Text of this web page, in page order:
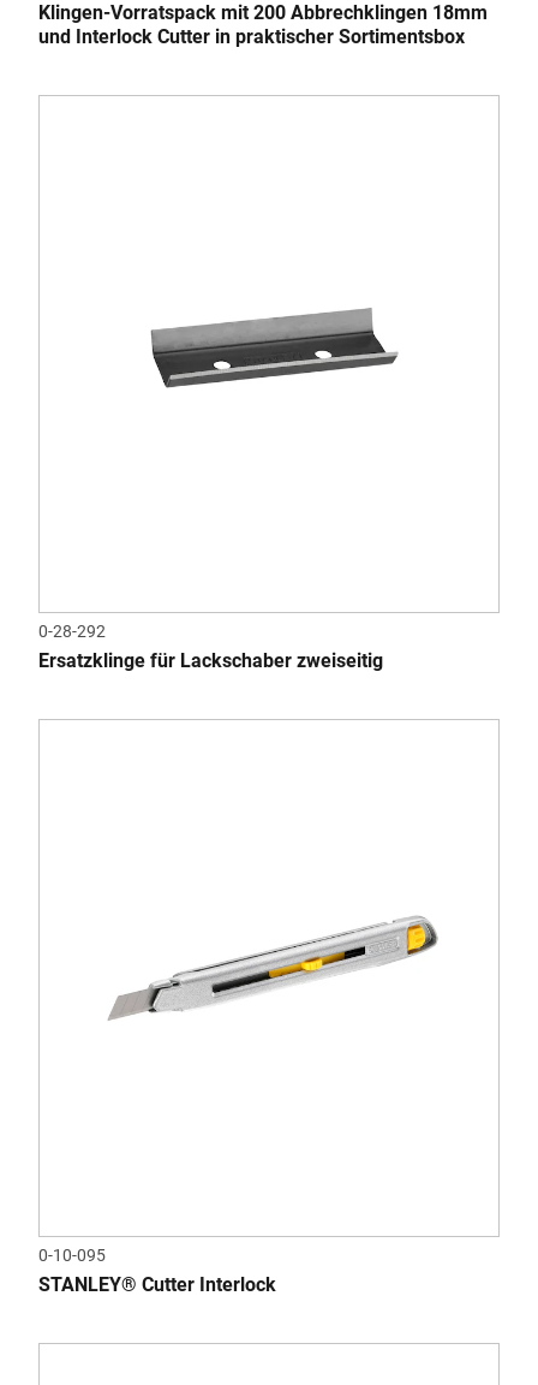
Klingen-Vorratspack mit 200 Abbrechklingen 18mm
und Interlock Cutter in praktischer Sortimentsbox
0-28-292
Ersatzklinge für Lackschaber zweiseitig
0-10-095
STANLEY® Cutter Interlock